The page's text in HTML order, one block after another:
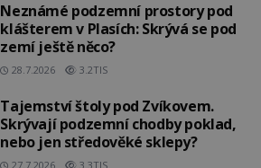
Neznámé podzemní prostory pod
klášterem v Plasích: Skrývá se pod
zemí ještě něco?
28.7.2026 3.2TIS
Tajemství štoly pod Zvíkovem.
Skrývají podzemní chodby poklad,
nebo jen středověké sklepy?
27.7.2026 3.3TIS